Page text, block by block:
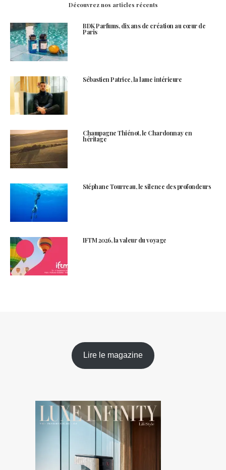
Découvrez nos articles récents
BDK Parfums, dix ans de création au cœur de
Paris
Sébastien Patrice, la lame intérieure
Champagne Thiénot, le Chardonnay en
héritage
Stéphane Tourreau, le silence des profondeurs
IFTM 2026, la valeur du voyage
Lire le magazine